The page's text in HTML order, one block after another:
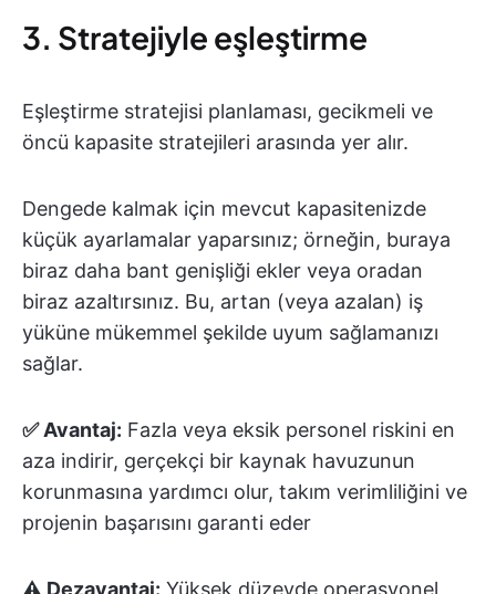
3. Stratejiyle eşleştirme
Eşleştirme stratejisi planlaması, gecikmeli ve
öncü kapasite stratejileri arasında yer alır.
Dengede kalmak için mevcut kapasitenizde
küçük ayarlamalar yaparsınız; örneğin, buraya
biraz daha bant genişliği ekler veya oradan
biraz azaltırsınız. Bu, artan (veya azalan) iş
yüküne mükemmel şekilde uyum sağlamanızı
sağlar.
✅ Avantaj: Fazla veya eksik personel riskini en
aza indirir, gerçekçi bir kaynak havuzunun
korunmasına yardımcı olur, takım verimliliğini ve
projenin başarısını garanti eder
⚠️ Dezavantaj: Yüksek düzeyde operasyonel